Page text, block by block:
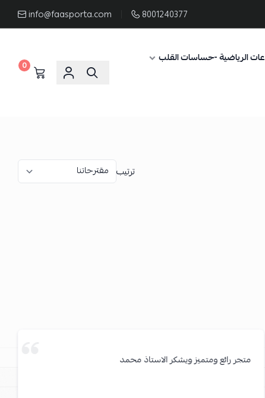
8001240377
info@faasporta.com
الرياضية -حساسات القلب
0
ترتيب
متجر رائع ومتميز ويشكر الاستاذ محمد